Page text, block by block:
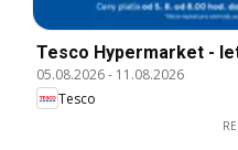
Tesco Hypermarket -
05.08.2026- 11.08.2026
Tesco